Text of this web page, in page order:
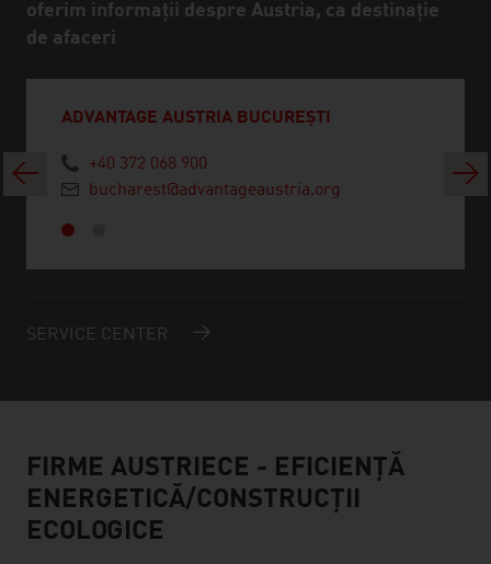
oferim informații despre Austria, ca destinație
de afaceri
ADVANTAGE AUSTRIA BUCUREȘTI
+40 372 068 900
bucharest@advantageaustria.org
Înapoi
SERVICE CENTER
FIRME AUSTRIECE - EFICIENȚĂ
ENERGETICĂ/CONSTRUCȚII
ECOLOGICE